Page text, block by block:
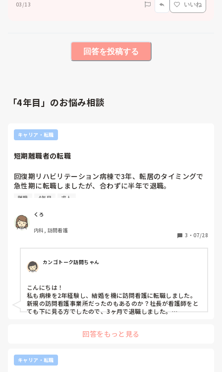
03/13 いいね
回答を投稿する
「4年目」のお悩み相談
キャリア・転職
短期離職者の転職
回復期リハビリテーション病棟で3年、転居のタイミングで
急性期に転職しましたが、合わずに半年で退職。
地域医療に興味があり、訪問看護に転職しましたが、経営方
私と同じように短期間で離職されている方はいらっしゃいま
すか？
また、短期間で離職後転職に不利だと感じた方はいらっしゃ
いです。
離職 4年目 求人
くろ
内科, 訪問看護
3 ・ 07/28
カンゴトーク訪問ちゃん
こんにちは！
私も病棟を2年経験し、結婚を機に訪問看護に転職しました。
新規の訪問看護事業所だったのもあるのか？社長が看護師をと
ても下に見る方でしたので、3ヶ月で退職しました。
短期離職が続いたので、長く勤めたいと思い信頼できる看護師
参考になるかわかりませんが、、
応援しています！
回答をもっと見る
キャリア・転職